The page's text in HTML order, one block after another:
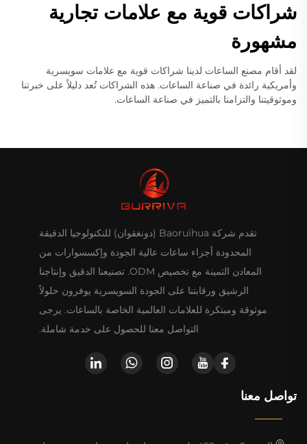
شراكات قوية مع علامات تجارية
مشهورة
لقد أقام مصنع الساعات لدينا شراكات قوية مع علامات سويسرية
وأمريكية رائدة في صناعة الساعات. هذه الشراكات تُعد دليلاً على خبرتنا
وموثوقيتنا والتزامنا بالتميز في صناعة الساعات.
تقدم شركة Baoruihua (دونغقوان) للتكنولوجيا الدقيقة
المحدودة أجزاء ساعات عالية الجودة وإكسسوارات من
المعادن الثمينة مع تخصيص ODM. تصنيعنا الدقيق وإنتاجنا
الرشيق ورقابتنا على الجودة السويسرية يوفرون حلولاً
موثوقة ومبتكرة للعلامات العالمية الخاصة بالساعات. يرجى
التواصل معنا للحصول على خدمة شاملة.
تواصل معنا